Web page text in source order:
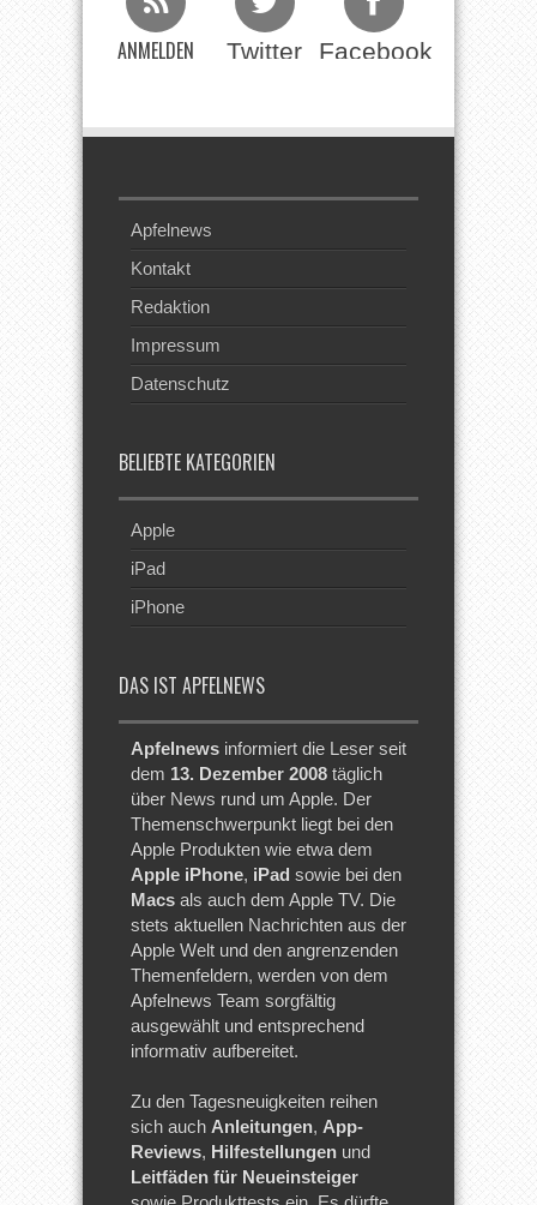
ANMELDEN Twitter Facebook
Apfelnews
Kontakt
Redaktion
Impressum
Datenschutz
BELIEBTE KATEGORIEN
Apple
iPad
iPhone
DAS IST APFELNEWS
Apfelnews informiert die Leser seit
dem 13. Dezember 2008 täglich
über News rund um Apple. Der
Themenschwerpunkt liegt bei den
Apple Produkten wie etwa dem
Apple iPhone, iPad sowie bei den
Macs als auch dem Apple TV. Die
stets aktuellen Nachrichten aus der
Apple Welt und den angrenzenden
Themenfeldern, werden von dem
Apfelnews Team sorgfältig
ausgewählt und entsprechend
informativ aufbereitet.
Zu den Tagesneuigkeiten reihen
sich auch Anleitungen, App-
Reviews, Hilfestellungen und
Leitfäden für Neueinsteiger